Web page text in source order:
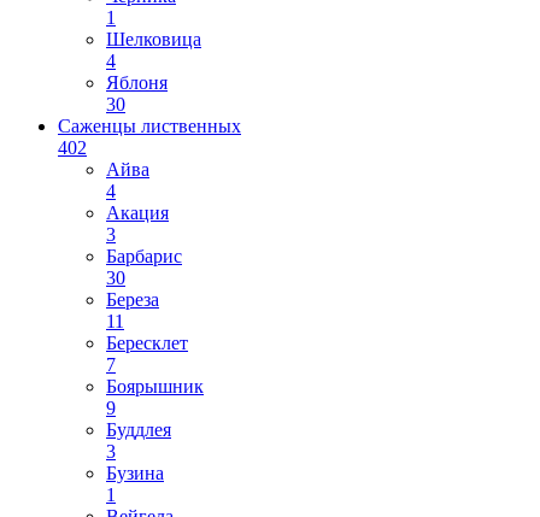
1
Шелковица
4
Яблоня
30
Саженцы лиственных
402
Айва
4
Акация
3
Барбарис
30
Береза
11
Бересклет
7
Боярышник
9
Буддлея
3
Бузина
1